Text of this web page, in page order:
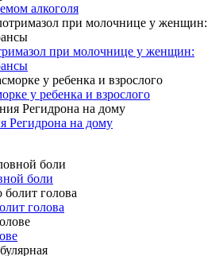
алкоголя
при молочнице у женщин:
у ребенка и взрослого
Регидрона на дому
боли
голова